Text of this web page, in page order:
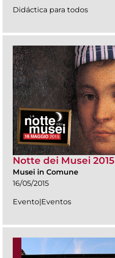
Didáctica para todos
Notte dei Musei 2015
Musei in Comune
16/05/2015
Evento|Eventos